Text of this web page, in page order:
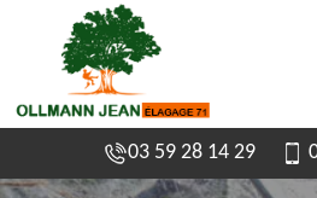
03 59 28 14 29